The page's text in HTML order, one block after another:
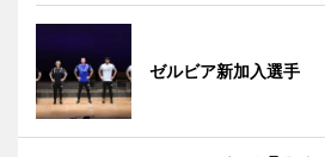
ゼルビア新加入選手